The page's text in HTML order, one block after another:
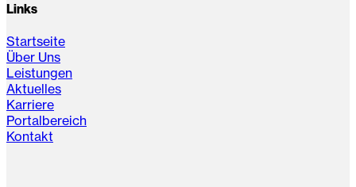
Links
Startseite
Über Uns
Leistungen
Aktuelles
Karriere
Portalbereich
Kontakt